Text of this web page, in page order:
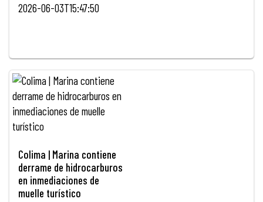
2026-06-03T15:47:50
Colima | Marina contiene
derrame de hidrocarburos
en inmediaciones de
muelle turístico